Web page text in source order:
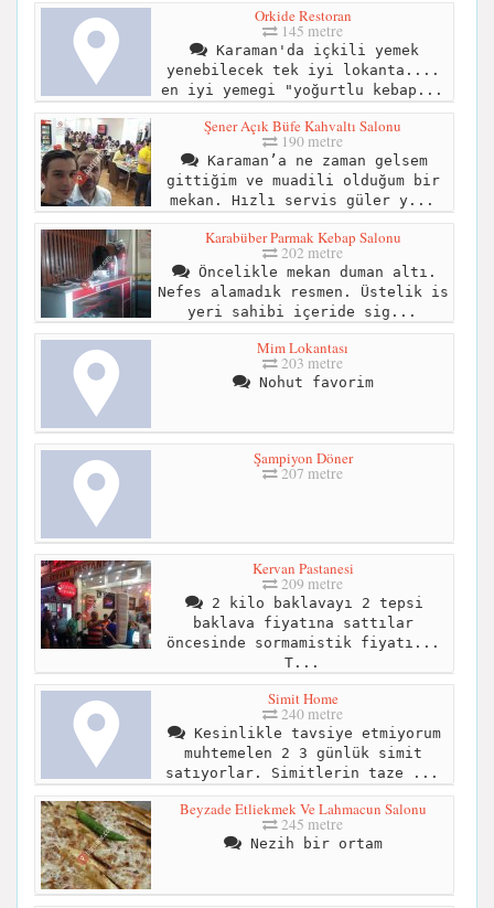
Orkide Restoran
145 metre
Karaman'da içkili yemek
yenebilecek tek iyi lokanta....
en iyi yemegi "yoğurtlu kebap...
Şener Açık Büfe Kahvaltı Salonu
190 metre
Karaman’a ne zaman gelsem
gittiğim ve muadili olduğum bir
mekan. Hızlı servis güler y...
Karabüber Parmak Kebap Salonu
202 metre
Öncelikle mekan duman altı.
Nefes alamadık resmen. Üstelik is
yeri sahibi içeride sig...
Mim Lokantası
203 metre
Nohut favorim
Şampiyon Döner
207 metre
Kervan Pastanesi
209 metre
2 kilo baklavayı 2 tepsi
baklava fiyatına sattılar
öncesinde sormamistik fiyatı...
T...
Simit Home
240 metre
Kesinlikle tavsiye etmiyorum
muhtemelen 2 3 günlük simit
satıyorlar. Simitlerin taze ...
Beyzade Etliekmek Ve Lahmacun Salonu
245 metre
Nezih bir ortam